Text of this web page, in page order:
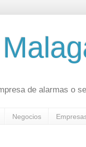
de alarmas o
Negocios